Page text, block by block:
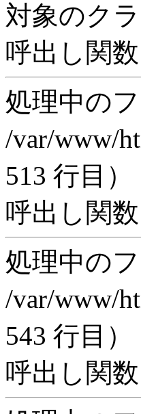
対象のク
呼出し関
処理中の
/var/www/
513 行目）
呼出し関
処理中の
/var/www/
543 行目）
呼出し関